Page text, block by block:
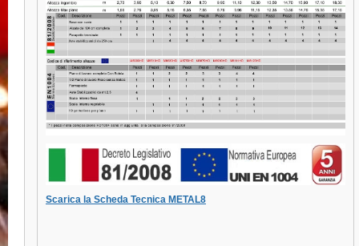
Scarica la Scheda Tecnica METAL8